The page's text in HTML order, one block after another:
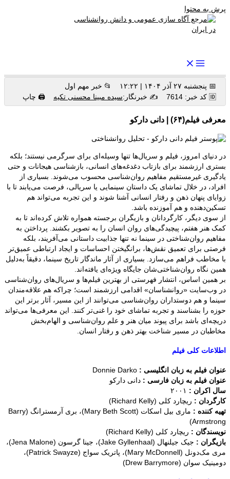
پرش به محتوا
📅 پنجشنبه ۲۷ آذر ۱۴۰۴ | ۱۲:۲۲
📂 خبر مهم اول
🆔 کد خبر: 7614
✍️ خبرنگار:سیده مبینا محسنی تکیه 🖨 چاپ
معرفی فیلم(۶۴) | دانی دارکو
در دنیای امروز، فیلم و سریال‌ها تنها وسیله‌ای برای سرگرمی نیستند؛ بلکه
بستری ارزشمند برای بازتاب دغدغه‌های انسانی، بازشناسی هیجانات و حتی
یادگیری غیرمستقیم مفاهیم روان‌شناسی محسوب می‌شوند. بسیاری از
افراد، در خلال تماشای یک داستان سینمایی یا سریالی، فرصت می‌یابند تا با
زوایای پنهان ذهن و رفتار انسانی آشنا شوند و این تجربه می‌تواند هم
تسکین‌دهنده و هم آموزنده باشد.
از سوی دیگر، کارگردانان و بازیگران برجسته همواره تلاش کرده‌اند تا به
کمک هنر هفتم، پیچیدگی‌های روان انسان را به تصویر بکشند. پرداختن به
مفاهیم روان‌شناختی در سینما نه تنها جذابیت داستانی می‌آفریند، بلکه
فرصتی برای تعمیق نقش‌ها، برانگیختن احساسات و ایجاد ارتباطی عمیق‌تر
با مخاطب فراهم می‌سازد. بسیاری از آثار ماندگار تاریخ سینما، دقیقاً به‌دلیل
همین نگاه روان‌شناختی‌شان جایگاه ویژه‌ای یافته‌اند.
بر همین اساس، انتشار فهرستی از بهترین فیلم‌ها و سریال‌های روان‌شناسی
در وب‌سایت «روانشناسان» اقدامی ارزشمند است؛ چراکه هم علاقه‌مندان
سینما و هم دوستداران روان‌شناسی می‌توانند از این مسیر، آثار برتر این
حوزه را بشناسند و تجربه تماشای خود را غنی‌تر کنند. این معرفی‌ها می‌تواند
دریچه‌ای باشد برای پیوند میان هنر و علم روان‌شناسی و الهام‌بخش
مخاطبان در مسیر شناخت بهتر ذهن و رفتار انسان.
اطلاعات کلی فیلم
عنوان فیلم به زبان انگلیسی : Donnie Darko
عنوان فیلم به زبان فارسی : دانی دارکو
سال اکران : ۲۰۰۱
کارگردان : ریچارد کلی (Richard Kelly)
تهیه کننده :
ماری بیل اسکات (Mary Beth Scott)، بری آرمسترانگ (Barry
Armstrong)
نویسندگان : ریچارد کلی (Richard Kelly)
بازیگران :
جیک جیلنهال (Jake Gyllenhaal)، جینا گرسون (Jena Malone)،
مری مک‌دونل (Mary McDonnell)، پاتریک سواج (Patrick Swayze)،
دومینیک سوان (Drew Barrymore)